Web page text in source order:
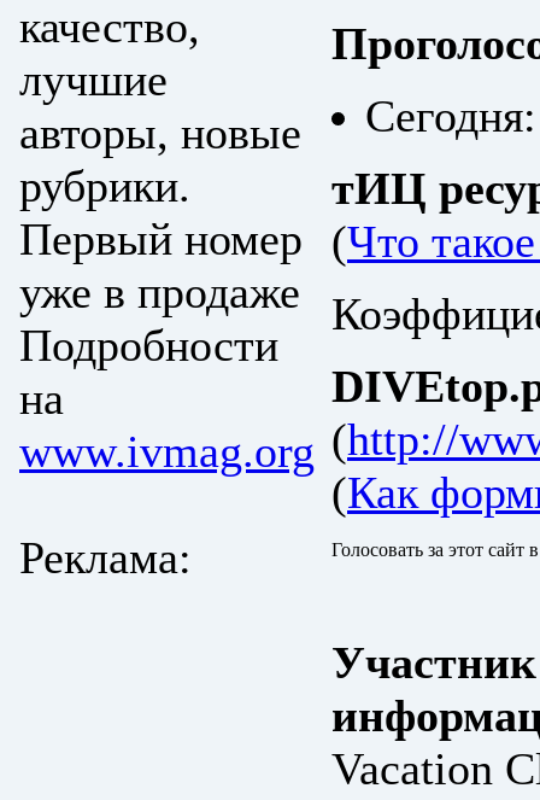
качество,
лучшие
авторы, новые
рубрики.
Первый номер
уже в продаже
Подробности
на
www.ivmag.org
Реклама:
тИЦ
(Что
(http://
(Как
Голосовать за этот сайт
Vacation